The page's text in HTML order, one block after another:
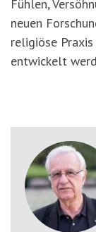
Fühlen,
neuen
religiöse
entwickelt